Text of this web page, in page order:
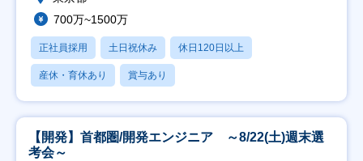
700万~1500万
正社員採用 土日祝休み 休日120日以上
産休・育休あり 賞与あり
【開発】首都圏/開発エンジニア ～8/22(土)週末選
考会～